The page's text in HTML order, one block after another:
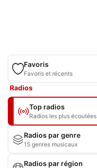
Favoris
Favoris et récents
Radios
Top radios
Radios les plus écoutées
Radios par genre
15 genres musicaux
Radios par région